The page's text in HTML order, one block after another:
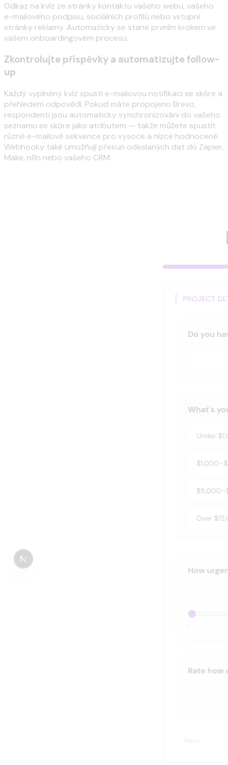
Odkaz na kvíz ze stránky kontaktu vašeho webu, vašeho
e-mailového podpisu, sociálních profilů nebo vstupní
stránky reklamy. Automaticky se stane prvním krokem ve
vašem onboardingovém procesu.
Zkontrolujte příspěvky a automatizujte follow-
up
Každý vyplněný kvíz spustí e-mailovou notifikaci se skóre a
přehledem odpovědí. Pokud máte propojeno Brevo,
respondenti jsou automaticky synchronizováni do vašeho
seznamu se skóre jako atributem — takže můžete spustit
různé e-mailové sekvence pro vysoce a nízce hodnocené.
Webhooky také umožňují přesun odeslaných dat do Zapier,
Make, n8n nebo vašeho CRM.